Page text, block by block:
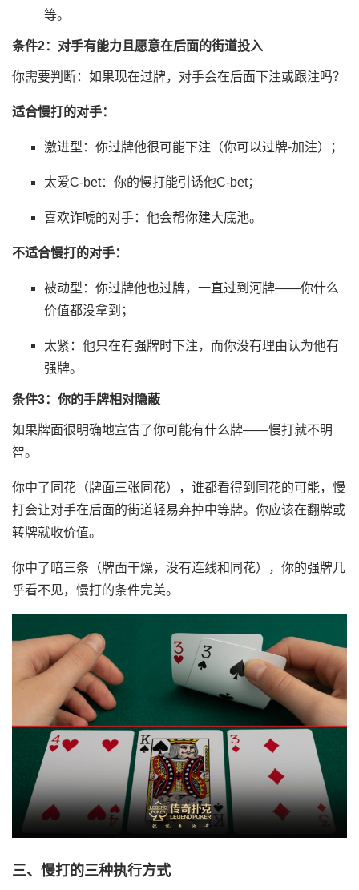
等。
条件2：对手有能力且愿意在后面的街道投入
你需要判断：如果现在过牌，对手会在后面下注或跟注吗？
适合慢打的对手：
激进型：你过牌他很可能下注（你可以过牌-加注）；
太爱C-bet：你的慢打能引诱他C-bet；
喜欢诈唬的对手：他会帮你建大底池。
不适合慢打的对手：
被动型：你过牌他也过牌，一直过到河牌——你什么
价值都没拿到；
太紧：他只在有强牌时下注，而你没有理由认为他有
强牌。
条件3：你的手牌相对隐蔽
如果牌面很明确地宣告了你可能有什么牌——慢打就不明
智。
你中了同花（牌面三张同花），谁都看得到同花的可能，慢
打会让对手在后面的街道轻易弃掉中等牌。你应该在翻牌或
转牌就收价值。
你中了暗三条（牌面干燥，没有连线和同花），你的强牌几
乎看不见，慢打的条件完美。
三、慢打的三种执行方式